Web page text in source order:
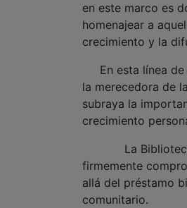
en este marco es
homenajear a
crecimiento y la
En esta línea de
la merecedora de
subraya la
crecimiento
La Biblioteca de
firmemente
allá del préstamo
comunitario.